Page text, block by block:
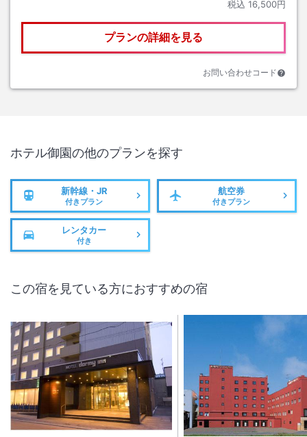
税込 16,500円
プランの詳細を見る
お問い合わせコード
ホテル御園の他のプランを探す
新幹線・JR
付きプラン
航空券
付きプラン
レンタカー
付き
この宿を見ている方におすすめの宿